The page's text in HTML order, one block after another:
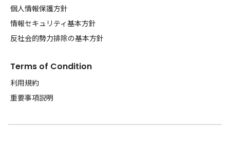
個人情報保護方針
情報セキュリティ基本方針
反社会的勢力排除の基本方針
Terms of Condition
利用規約
重要事項説明